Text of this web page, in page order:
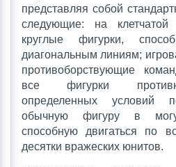
представляя собой
следующие: на клетчатой
круглые фигурки,
диагональным линиям;
противоборствующие
все фигурки
определенных условий
обычную фигуру в
способную двигаться по
десятки вражеских юнитов.